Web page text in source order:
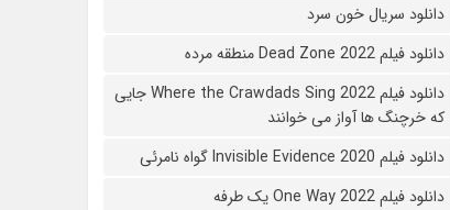
دانلود سریال خون سرد
دانلود فیلم 2022 Dead Zone منطقه مرده
دانلود فیلم Where the Crawdads Sing 2022 جایی
که خرچنگ ها آواز می خوانند
دانلود فیلم 2020 Invisible Evidence گواه نامرئی
دانلود فیلم One Way 2022 یک طرفه